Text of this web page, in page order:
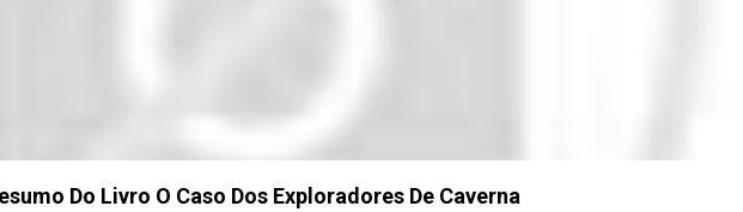
Do Livro O Caso Dos Exploradores De Caverna